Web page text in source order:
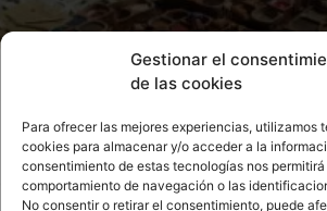
Gestionar el
de las cookies
Para ofrecer las mejores experiencias, utilizamos
cookies para almacenar y/o acceder a la
consentimiento de estas tecnologías nos
comportamiento de navegación o las
No consentir o retirar el consentimiento, puede
FEZ, MARRUECOS Fez, una de las ciudades
Marruecos, se presenta como un tesoro
quienes la visitan. Con su antigua